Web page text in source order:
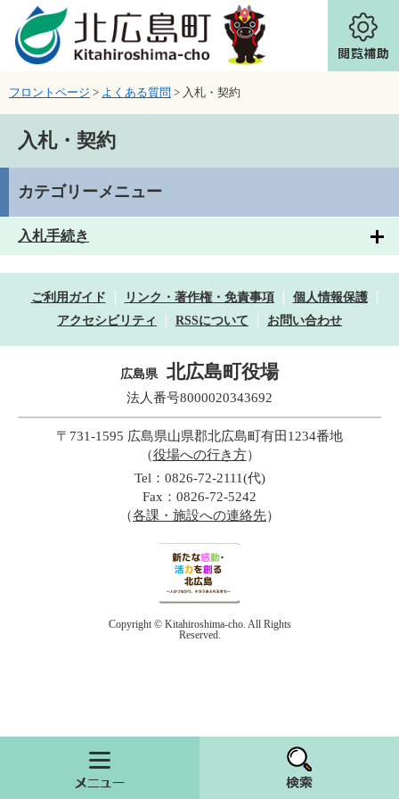
ページの先頭です。
メニューを飛ばして本文へ
検索
フロントページ > よくある質問 > 入札・契約
入札・契約
カテゴリーメニュー
入札手続き
ご利用ガイド リンク・著作権・免責事項
個人情報保護
アクセシビリティ
RSSについて お問い合わせ
広島県 北広島町役場
法人番号8000020343692
〒731-1595 広島県山県郡北広島町有田1234番地
（役場への行き方）
Tel：0826-72-2111(代)
Fax：0826-72-5242
（各課・施設への連絡先）
Copyright © Kitahiroshima-cho. All Rights
Reserved.